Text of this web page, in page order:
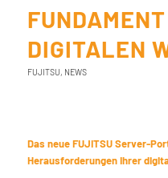
DIGITALEN
FUJITSU, NEWS
Das neue FUJITSU Server-
Herausforderungen Ihrer